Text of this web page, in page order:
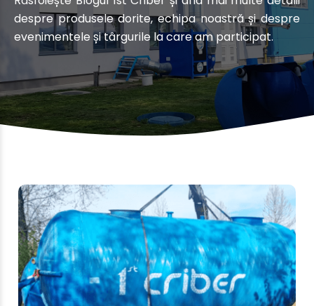
despre produsele dorite, echipa noastră și despre
evenimentele și târgurile la care am participat.